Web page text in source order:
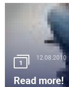
1
12.08.2010
Read more!